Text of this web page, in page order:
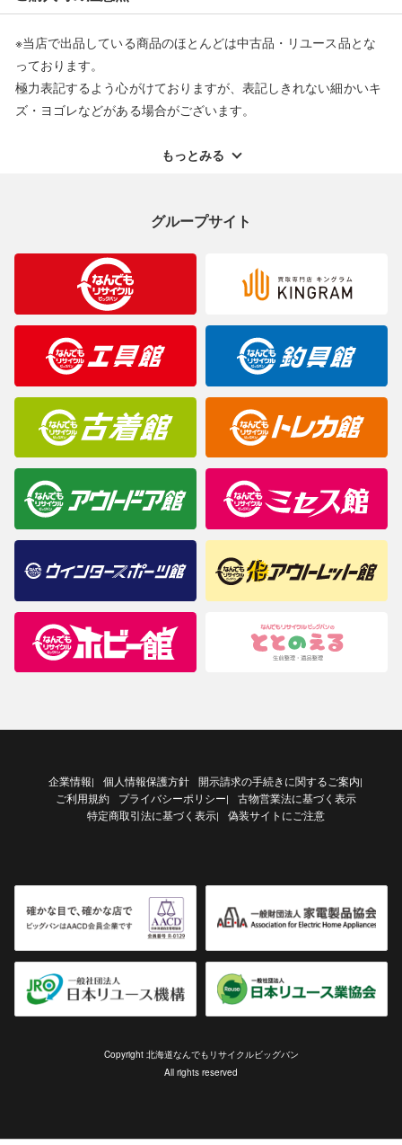
返品・交換について
※当店で出品している商品のほとんどは中古品・リユース品とな
っております。
極力表記するよう心がけておりますが、表記しきれない細かいキ
ズ・ヨゴレなどがある場合がございます。
ご理解くださいますようお願い申し上げます。
合がございますのでご了承ください。
※表記したカラー名は、当社が判断した名称を掲載しています。
製造元が定めたカラー名と異なることもあります。色調などご不
明なことがありましたらご購入前にお問い合わせください。
商品について
もっとみる
グループサイト
企業情報| 個人情報保護方針 開示請求の手続きに関するご案内|
ご利用規約 プライバシーポリシー|
古物営業法に基づく表示
特定商取引法に基づく表示| 偽装サイトにご注意
Copyright 北海道なんでもリサイクルビッグバン
All rights reserved